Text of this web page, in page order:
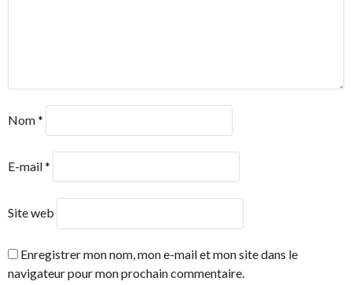
Nom*
E-mail*
Site web
Enregistrer mon nom, mon e-mail et mon site dans le
navigateur pour mon prochain commentaire.